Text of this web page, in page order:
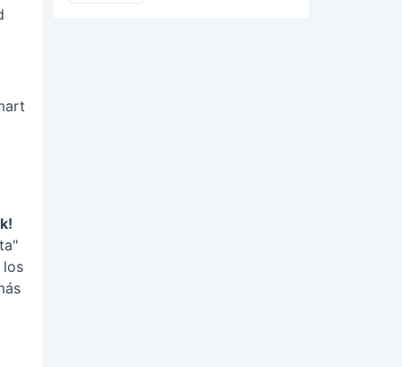
los